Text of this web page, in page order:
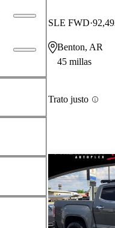
SLE FWD
Benton, AR
45 millas
Trato justo